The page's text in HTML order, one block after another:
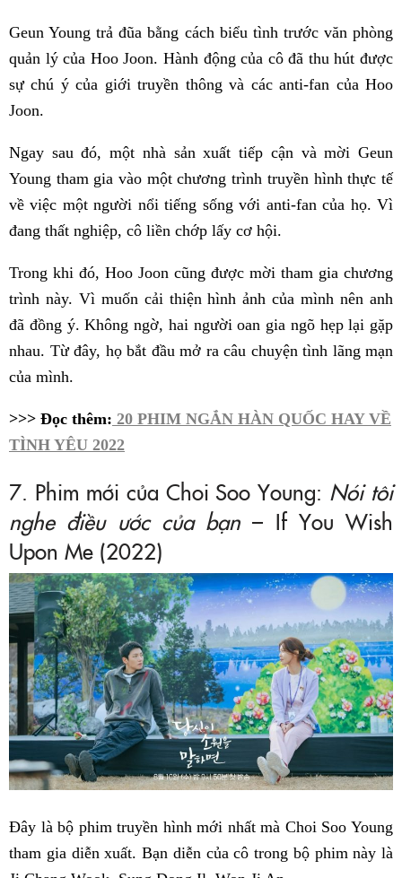
Geun Young trả đũa bằng cách biểu tình trước văn phòng
quản lý của Hoo Joon. Hành động của cô đã thu hút được
sự chú ý của giới truyền thông và các anti-fan của Hoo
Joon.
Ngay sau đó, một nhà sản xuất tiếp cận và mời Geun
Young tham gia vào một chương trình truyền hình thực tế
về việc một người nổi tiếng sống với anti-fan của họ. Vì
đang thất nghiệp, cô liền chớp lấy cơ hội.
Trong khi đó, Hoo Joon cũng được mời tham gia chương
trình này. Vì muốn cải thiện hình ảnh của mình nên anh
đã đồng ý. Không ngờ, hai người oan gia ngõ hẹp lại gặp
nhau. Từ đây, họ bắt đầu mở ra câu chuyện tình lãng mạn
của mình.
>>> Đọc thêm: 20 PHIM NGẮN HÀN QUỐC HAY VỀ
TÌNH YÊU 2022
7. Phim mới của Choi Soo Young: Nói tôi
nghe điều ước của bạn – If You Wish
Upon Me (2022)
Đây là bộ phim truyền hình mới nhất mà Choi Soo Young
tham gia diễn xuất. Bạn diễn của cô trong bộ phim này là